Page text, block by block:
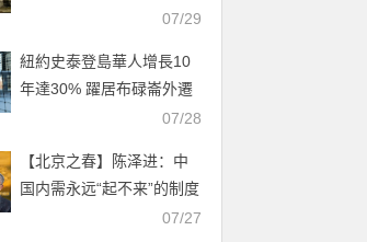
07/29
紐約史泰登島華人增長10
年達30% 躍居布碌崙外遷
07/28
【北京之春】陈泽进：中
国内需永远“起不来”的制度
07/27